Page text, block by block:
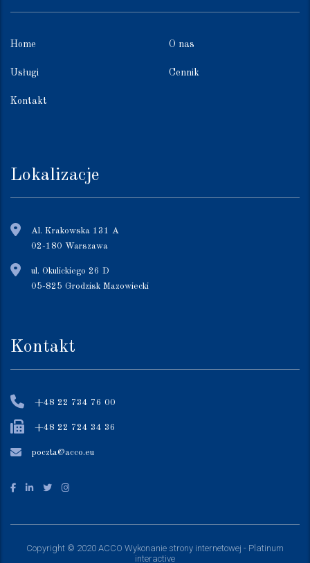
Home O nas
Usługi Cennik
Kontakt
Lokalizacje
Al. Krakowska 131 A
02-180 Warszawa
ul. Okulickiego 26 D
05-825 Grodzisk Mazowiecki
Kontakt
+48 22 734 76 00
+48 22 724 34 36
poczta@acco.eu
Copyright © 2020 ACCO Wykonanie strony internetowej - Platinum
interactive